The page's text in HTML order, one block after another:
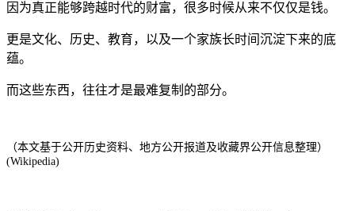
因为真正能够跨越时代的财富，很多时候从来不仅仅是钱。
更是文化、历史、教育，以及一个家族长时间沉淀下来的底
蕴。
而这些东西，往往才是最难复制的部分。
（本文基于公开历史资料、地方公开报道及收藏界公开信息整理）
(Wikipedia)